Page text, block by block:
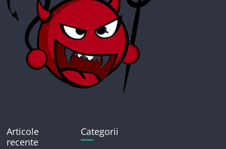
Articole
recente
Categorii